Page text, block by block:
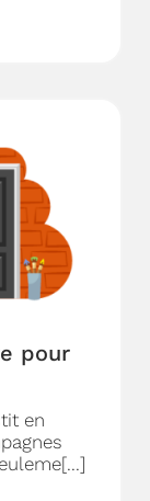
pour
en